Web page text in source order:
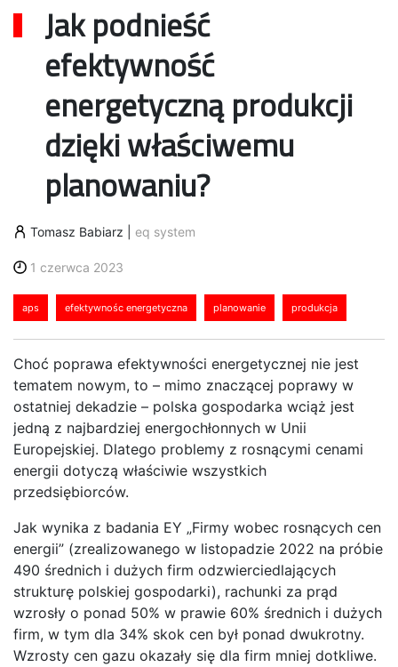
Jak podnieść
efektywność
energetyczną produkcji
dzięki właściwemu
planowaniu?
Tomasz Babiarz eq system
1 czerwca 2023
aps efektywnośc energetyczna planowanie produkcja
Choć poprawa efektywności energetycznej nie jest
tematem nowym, to – mimo znaczącej poprawy w
ostatniej dekadzie – polska gospodarka wciąż jest
jedną z najbardziej energochłonnych w Unii
Europejskiej. Dlatego problemy z rosnącymi cenami
energii dotyczą właściwie wszystkich
przedsiębiorców.
Jak wynika z badania EY „Firmy wobec rosnących cen
energii” (zrealizowanego w listopadzie 2022 na próbie
490 średnich i dużych firm odzwierciedlających
strukturę polskiej gospodarki), rachunki za prąd
wzrosły o ponad 50% w prawie 60% średnich i dużych
firm, w tym dla 34% skok cen był ponad dwukrotny.
Wzrosty cen gazu okazały się dla firm mniej dotkliwe.